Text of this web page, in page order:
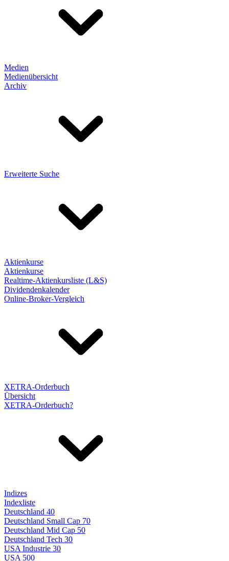
Medien
Medienübersicht
Archiv
Erweiterte Suche
Aktienkurse
Aktienkurse
Realtime-Aktienkursliste (L&S)
Dividendenkalender
Online-Broker-Vergleich
XETRA-Orderbuch
Übersicht
XETRA-Orderbuch?
Indizes
Indexliste
Deutschland 40
Deutschland Small Cap 70
Deutschland Mid Cap 50
Deutschland Tech 30
USA Industrie 30
USA 500